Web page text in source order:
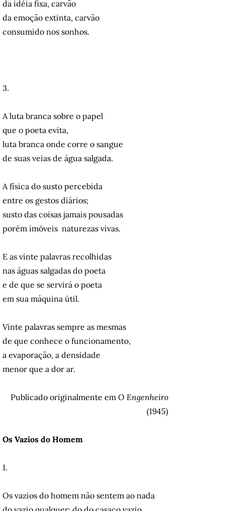
da idéia fixa, carvão
da emoção extinta, carvão
consumido nos sonhos.
3.
A luta branca sobre o papel
que o poeta evita,
luta branca onde corre o sangue
de suas veias de água salgada.
A física do susto percebida
entre os gestos diários;
susto das coisas jamais pousadas
porém imóveis ­ naturezas vivas.
E as vinte palavras recolhidas
nas águas salgadas do poeta
e de que se servirá o poeta
em sua máquina útil.
Vinte palavras sempre as mesmas
de que conhece o funcionamento,
a evaporação, a densidade
menor que a dor ar.
Publicado originalmente em O Engenheiro
(1945)
Os Vazios do Homem
1.
Os vazios do homem não sentem ao nada